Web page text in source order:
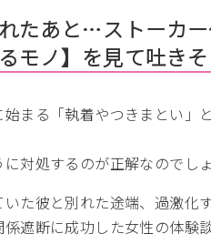
たあと…ストーカ
モノ】を見て吐き
まる「執着やつきまとい」
対処するのが正解なのでしょ
た彼と別れた途端、過激化
遮断に成功した女性の体験